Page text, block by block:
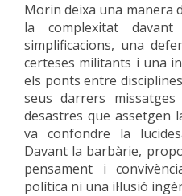
Morin deixa una manera
la complexitat
simplificacions, una
certeses militants i una
els ponts entre
seus darrers
desastres que assetgen
va confondre la
Davant la barbàrie,
pensament i
política ni una il·lusió